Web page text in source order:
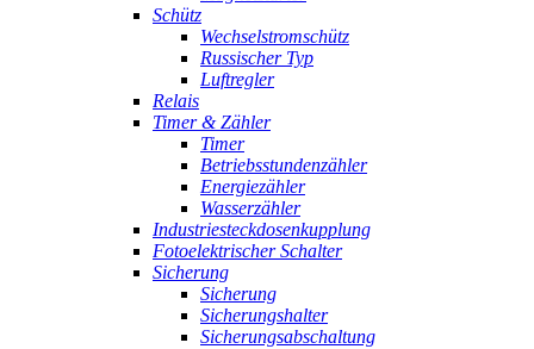
Schütz
Wechselstromschütz
Russischer Typ
Luftregler
Relais
Timer & Zähler
Timer
Betriebsstundenzähler
Energiezähler
Wasserzähler
Industriesteckdosenkupplung
Fotoelektrischer Schalter
Sicherung
Sicherung
Sicherungshalter
Sicherungsabschaltung